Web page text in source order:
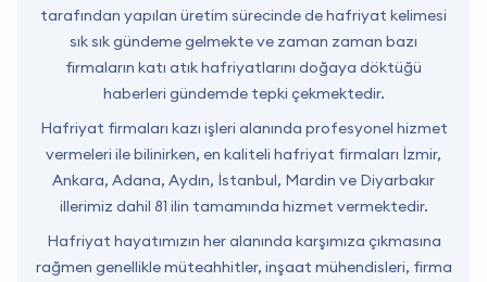
tarafından yapılan üretim sürecinde de hafriyat kelimesi
sık sık gündeme gelmekte ve zaman zaman bazı
firmaların katı atık hafriyatlarını doğaya döktüğü
haberleri gündemde tepki çekmektedir.
Hafriyat firmaları kazı işleri alanında profesyonel hizmet
vermeleri ile bilinirken, en kaliteli hafriyat firmaları İzmir,
Ankara, Adana, Aydın, İstanbul, Mardin ve Diyarbakır
illerimiz dahil 81 ilin tamamında hizmet vermektedir.
Hafriyat hayatımızın her alanında karşımıza çıkmasına
rağmen genellikle müteahhitler, inşaat mühendisleri, firma